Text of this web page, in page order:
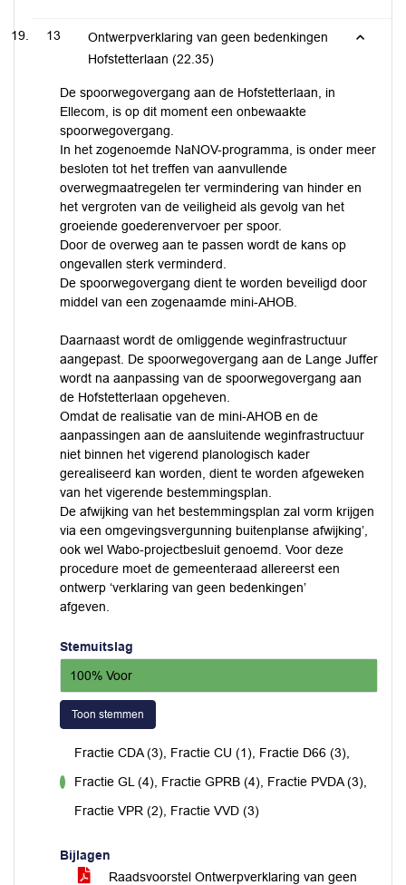
13
Ontwerpverklaring van geen bedenkingen
Hofstetterlaan (22.35)
De spoorwegovergang aan de Hofstetterlaan, in
Ellecom, is op dit moment een onbewaakte
spoorwegovergang.
In het zogenoemde NaNOV-programma, is onder meer
besloten tot het treffen van aanvullende
overwegmaatregelen ter vermindering van hinder en
het vergroten van de veiligheid als gevolg van het
groeiende goederenvervoer per spoor.
Door de overweg aan te passen wordt de kans op
ongevallen sterk verminderd.
De spoorwegovergang dient te worden beveiligd door
middel van een zogenaamde mini-AHOB.
Daarnaast wordt de omliggende weginfrastructuur
aangepast. De spoorwegovergang aan de Lange Juffer
wordt na aanpassing van de spoorwegovergang aan
de Hofstetterlaan opgeheven.
Omdat de realisatie van de mini-AHOB en de
aanpassingen aan de aansluitende weginfrastructuur
niet binnen het vigerend planologisch kader
gerealiseerd kan worden, dient te worden afgeweken
van het vigerende bestemmingsplan.
De afwijking van het bestemmingsplan zal vorm krijgen
via een omgevingsvergunning buitenplanse afwijking’,
ook wel Wabo-projectbesluit genoemd. Voor deze
procedure moet de gemeenteraad allereerst een
ontwerp ‘verklaring van geen bedenkingen’
afgeven.
Stemuitslag
100% Voor
Toon stemmen
Fractie CDA (3), Fractie CU (1), Fractie D66 (3),
Fractie GL (4), Fractie GPRB (4), Fractie PVDA (3),
Fractie VPR (2), Fractie VVD (3)
Bijlagen
Raadsvoorstel Ontwerpverklaring van geen